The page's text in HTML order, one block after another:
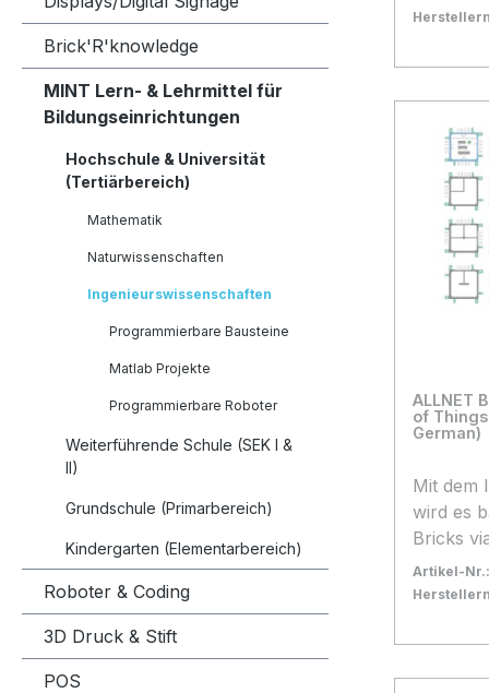
Brick'R'knowledge
MINT Lern- & Lehrmittel für
Bildungseinrichtungen
Hochschule & Universität
(Tertiärbereich)
Mathematik
Naturwissenschaften
Ingenieurswissenschaften
Programmierbare Bausteine
Matlab Projekte
Programmierbare Roboter
Weiterführende Schule (SEK I &
II)
Grundschule (Primarbereich)
Kindergarten (Elementarbereich)
Roboter & Coding
3D Druck & Stift
POS
Marker 1 Säuberungstuch Root
im App Store) Das
kleiner
Root ist
der
für
ältere
dass er
werden
ein
beim
und
Er ist
In den
ALLNET
of
German)
Mit dem
wird es
Bricks
IoT Brick
bauen
Artikel-Nr.:
In den